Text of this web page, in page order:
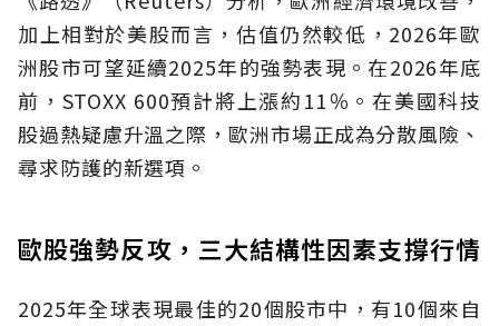
加上相對於美股而言，估值仍然較低，2026年歐
洲股市可望延續2025年的強勢表現。在2026年底
前，STOXX 600預計將上漲約11％。在美國科技
股過熱疑慮升溫之際，歐洲市場正成為分散風險、
尋求防護的新選項。
歐股強勢反攻，三大結構性因素支撐行情
2025年全球表現最佳的20個股市中，有10個來自